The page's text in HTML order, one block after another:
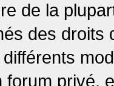
de la
des
forum privé,